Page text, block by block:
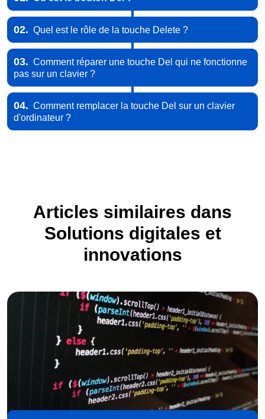
02. Quel est le rôle de la touche Delete ?
03. Comment réparer une touche Del qui ne fonctionne
pas sur un clavier ?
04. Comment remplacer la touche Del sur un clavier
d'ordinateur ?
Articles similaires dans
Solutions digitales et
innovations